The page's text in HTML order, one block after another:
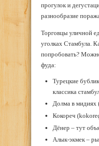
прогулок и
разнообразие
Торговцы уличной
уголках Стамбула.
попробовать?
фуда:
Турецкие
классика
Долма в мидиях
Кокореч
Дёнер – тут
Алык-экмек –